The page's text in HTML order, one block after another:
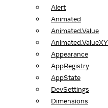
Alert
Animated
Animated.Value
Animated.ValueXY
Appearance
AppRegistry
AppState
DevSettings
Dimensions